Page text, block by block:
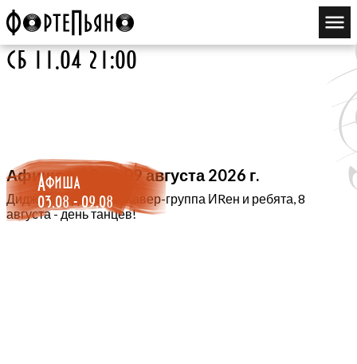
сб 11.04 21:00
Афиша
03.08 - 09.08
Афиша с 03 по 09 августа 2026 г.
Диджей во дворике, Кавер-группа ИRен и ребята, 8
августа - день танцев!